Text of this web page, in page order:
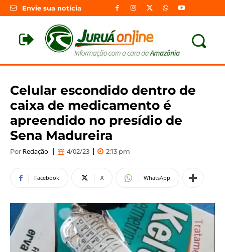
Envie sua notícia
Celular escondido dentro de
caixa de medicamento é
apreendido no presídio de
Sena Madureira
Por Redação 4/02/23 2:13 pm
Facebook X WhatsApp